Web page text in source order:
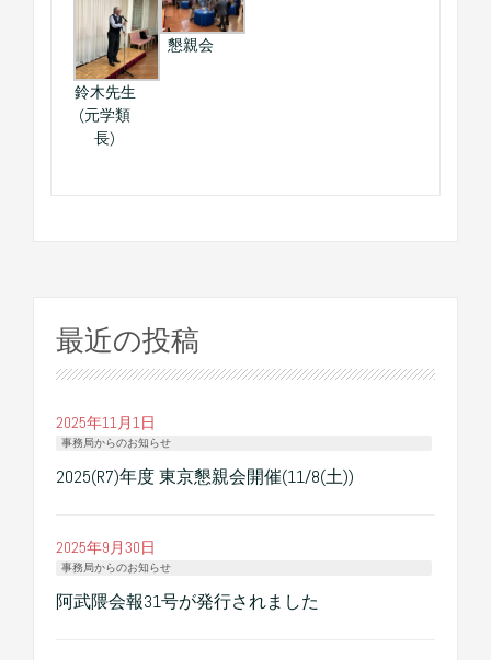
鈴木先生
(元学類
長)
懇親会
最近の投稿
2025年11月1日
事務局からのお知らせ
2025(R7)年度 東京懇親会開催(11/8(土))
2025年9月30日
事務局からのお知らせ
阿武隈会報31号が発行されました